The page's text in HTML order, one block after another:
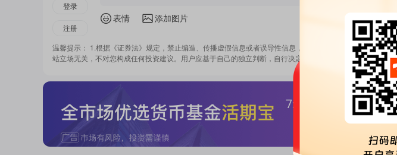
登录
注册
表情 添加图片
温馨提示： 1.根据《证券法》规定，禁止编造、传播虚假信息或者误导性信息，扰乱证券市场；2.用户在本
站立场无关，不对您构成任何投资建议。用户应基于自己的独立判断，自行决定证券投资并承担相应风险。